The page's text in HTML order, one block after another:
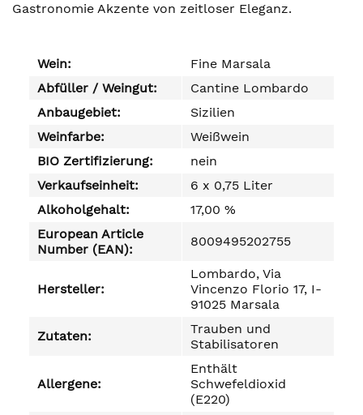
Gastronomie Akzente von zeitloser Eleganz.
Wein:
Fine Marsala
Abfüller / Weingut:
Cantine Lombardo
Anbaugebiet:
Sizilien
Weinfarbe:
Weißwein
BIO Zertifizierung:
nein
Verkaufseinheit:
6 x 0,75 Liter
Alkoholgehalt:
17,00 %
European Article
Number (EAN):
8009495202755
Hersteller:
Lombardo, Via
Vincenzo Florio 17, I-
91025 Marsala
Zutaten:
Trauben und
Stabilisatoren
Allergene:
Enthält
Schwefeldioxid
(E220)